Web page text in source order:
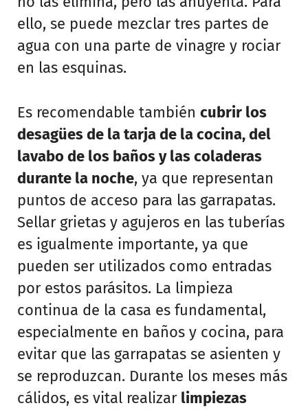
ello, se puede mezclar tres partes de
agua con una parte de vinagre y rociar
en las esquinas.
Es recomendable también cubrir los
desagües de la tarja de la cocina, del
lavabo de los baños y las coladeras
durante la noche, ya que representan
puntos de acceso para las garrapatas.
Sellar grietas y agujeros en las tuberías
es igualmente importante, ya que
pueden ser utilizados como entradas
por estos parásitos. La limpieza
continua de la casa es fundamental,
especialmente en baños y cocina, para
evitar que las garrapatas se asienten y
se reproduzcan. Durante los meses más
cálidos, es vital realizar limpiezas